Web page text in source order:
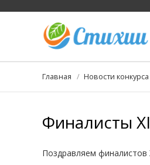
Главная Новости конкурса
Финалисты
Поздравляем финалистов